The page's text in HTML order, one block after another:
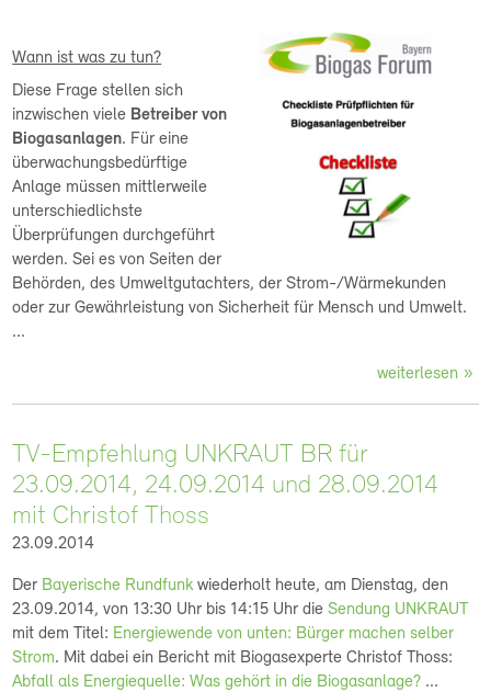
Wann ist was zu tun?
Diese Frage stellen sich
inzwischen viele Betreiber von
Biogasanlagen. Für eine
überwachungsbedürftige
Anlage müssen mittlerweile
unterschiedlichste
Überprüfungen durchgeführt
werden. Sei es von Seiten der
Behörden, des Umweltgutachters, der Strom-/Wärmekunden
oder zur Gewährleistung von Sicherheit für Mensch und Umwelt.
...
weiterlesen
TV-Empfehlung UNKRAUT BR für
23.09.2014, 24.09.2014 und 28.09.2014
mit Christof Thoss
23.09.2014
Der Bayerische Rundfunkwiederholt heute, am Dienstag, den
23.09.2014, von 13:30 Uhr bis 14:15 Uhr dieSendung UNKRAUT
mit dem Titel: Energiewende von unten: Bürger machen selber
Strom. Mit dabei ein Bericht mit Biogasexperte Christof Thoss:
Abfall als Energiequelle: Was gehört in die Biogasanlage? ...